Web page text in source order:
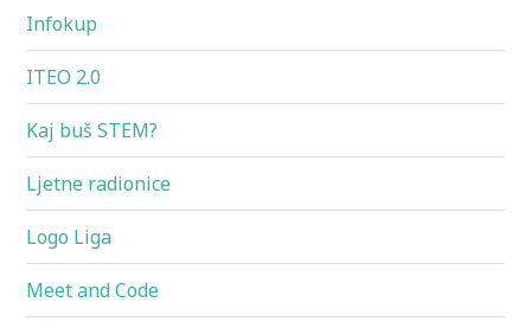
Infokup
ITEO 2.0
Kaj buš STEM?
Ljetne radionice
Logo Liga
Meet and Code